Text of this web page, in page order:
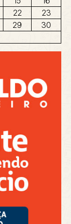
22
23
29
30